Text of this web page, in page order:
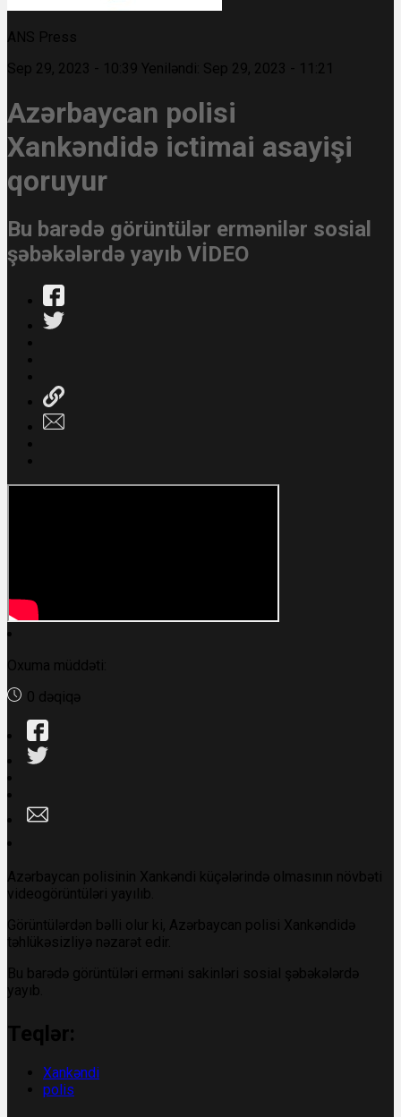
ANS Press
Sep 29, 2023 - 10:39 Yeniləndi: Sep 29, 2023 - 11:21
Azərbaycan polisi
Xankəndidə ictimai asayişi
qoruyur
Bu barədə görüntülər ermənilər sosial
şəbəkələrdə yayıb VİDEO
Oxuma müddəti:
0 dəqiqə
Azərbaycan polisinin Xankəndi küçələrində olmasının növbəti
videogörüntüləri yayılıb.
Görüntülərdən bəlli olur ki, Azərbaycan polisi Xankəndidə
təhlükəsizliyə nəzarət edir.
Bu barədə görüntüləri erməni sakinləri sosial şəbəkələrdə
yayıb.
Teqlər:
Xankəndi
polis